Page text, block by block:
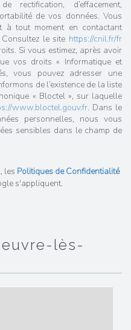
rectification, d’effacement,
de vos données. Vous
à tout moment en contactant
Consultez le site https://cnil.fr/fr
Si vous estimez, après avoir
vos droits « Informatique et
vous pouvez adresser une
de l’existence de la liste
« Bloctel », sur laquelle
www.bloctel.gouv.fr. Dans le
personnelles, nous vous
sensibles dans le champ de
les Politiques de Confidentialité
s'appliquent.